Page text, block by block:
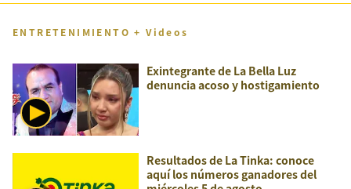
ENTRETENIMIENTO + Videos
Exintegrante de La Bella Luz
denuncia acoso y hostigamiento
Resultados de La Tinka: conoce
aquí los números ganadores del